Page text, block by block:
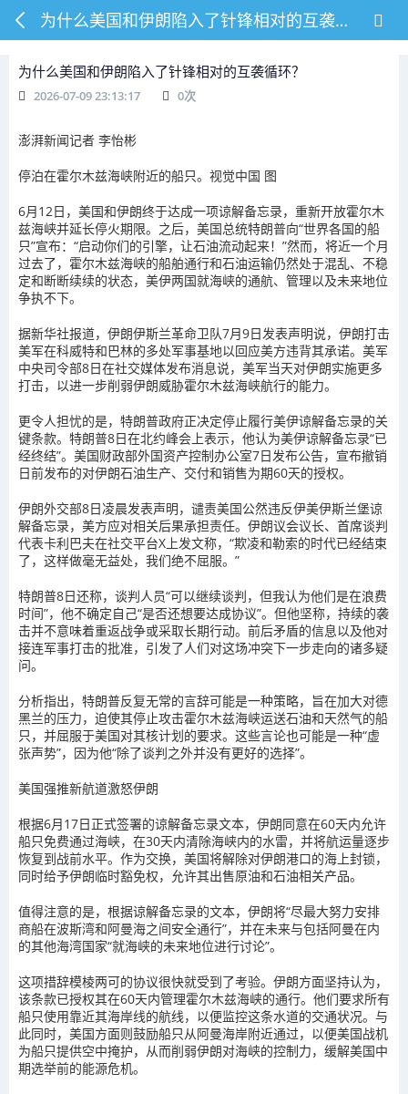
为什么美国和伊朗陷入了针锋相对的互袭循环？
为什么美国和伊朗陷入了针锋相对的互袭循环？
2026-07-09 23:13:17 0次
澎湃新闻记者 李怡彬
停泊在霍尔木兹海峡附近的船只。视觉中国 图
6月12日，美国和伊朗终于达成一项谅解备忘录，重新开放霍尔木
兹海峡并延长停火期限。之后，美国总统特朗普向“世界各国的船
只”宣布：“启动你们的引擎，让石油流动起来！”然而，将近一个月
过去了，霍尔木兹海峡的船舶通行和石油运输仍然处于混乱、不稳
定和断断续续的状态，美伊两国就海峡的通航、管理以及未来地位
争执不下。
据新华社报道，伊朗伊斯兰革命卫队7月9日发表声明说，伊朗打击
美军在科威特和巴林的多处军事基地以回应美方违背其承诺。美军
中央司令部8日在社交媒体发布消息说，美军当天对伊朗实施更多
打击，以进一步削弱伊朗威胁霍尔木兹海峡航行的能力。
更令人担忧的是，特朗普政府正决定停止履行美伊谅解备忘录的关
键条款。特朗普8日在北约峰会上表示，他认为美伊谅解备忘录“已
经终结”。美国财政部外国资产控制办公室7日发布公告，宣布撤销
日前发布的对伊朗石油生产、交付和销售为期60天的授权。
伊朗外交部8日凌晨发表声明，谴责美国公然违反伊美伊斯兰堡谅
解备忘录，美方应对相关后果承担责任。伊朗议会议长、首席谈判
代表卡利巴夫在社交平台X上发文称，“欺凌和勒索的时代已经结束
了，这样做毫无益处，我们绝不屈服。”
特朗普8日还称，谈判人员“可以继续谈判，但我认为他们是在浪费
时间”，他不确定自己“是否还想要达成协议”。但他坚称，持续的袭
击并不意味着重返战争或采取长期行动。前后矛盾的信息以及他对
接连军事打击的批准，引发了人们对这场冲突下一步走向的诸多疑
问。
分析指出， 特朗普反复无常的言辞可能是一种策略，旨在加大对德
黑兰的压力，迫使其停止攻击霍尔木兹海峡运送石油和天然气的船
只，并屈服于美国对其核计划的要求。这些言论也可能是一种“虚
张声势”，因为他“除了谈判之外并没有更好的选择”。
美国强推新航道激怒伊朗
根据6月17日正式签署的谅解备忘录文本，伊朗同意在60天内允许
船只免费通过海峡，在30天内清除海峡内的水雷，并将航运量逐步
恢复到战前水平。作为交换，美国将解除对伊朗港口的海上封锁，
同时给予伊朗临时豁免权，允许其出售原油和石油相关产品。
值得注意的是，根据谅解备忘录的文本，伊朗将“尽最大努力安排
商船在波斯湾和阿曼海之间安全通行”，并在未来与包括阿曼在内
的其他海湾国家“就海峡的未来地位进行讨论”。
这项措辞模棱两可的协议很快就受到了考验。伊朗方面坚持认为，
该条款已授权其在60天内管理霍尔木兹海峡的通行。他们要求所有
船只使用靠近其海岸线的航线，以便监控这条水道的交通状况。与
此同时，美国方面则鼓励船只从阿曼海岸附近通过，以便美国战机
为船只提供空中掩护，从而削弱伊朗对海峡的控制力，缓解美国中
期选举前的能源危机。